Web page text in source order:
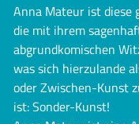
Anna Mateur ist diese
die mit ihrem
abgrundkomischen
was sich hierzulande
oder Zwischen-Kunst
ist: Sonder-Kunst!